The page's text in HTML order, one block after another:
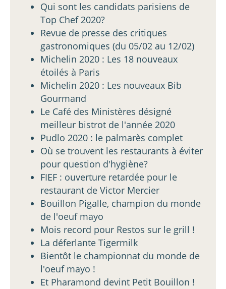
Qui sont les candidats parisiens de
Top Chef 2020?
Revue de presse des critiques
gastronomiques (du 05/02 au 12/02)
Michelin 2020 : Les 18 nouveaux
étoilés à Paris
Michelin 2020 : Les nouveaux Bib
Gourmand
Le Café des Ministères désigné
meilleur bistrot de l'année 2020
Pudlo 2020 : le palmarès complet
Où se trouvent les restaurants à éviter
pour question d'hygiène?
FIEF : ouverture retardée pour le
restaurant de Victor Mercier
Bouillon Pigalle, champion du monde
de l'oeuf mayo
Mois record pour Restos sur le grill !
La déferlante Tigermilk
Bientôt le championnat du monde de
l'oeuf mayo !
Et Pharamond devint Petit Bouillon !